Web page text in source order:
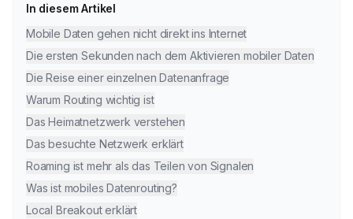
In diesem Artikel
Mobile Daten gehen nicht direkt ins Internet
Die ersten Sekunden nach dem Aktivieren mobiler Daten
Die Reise einer einzelnen Datenanfrage
Warum Routing wichtig ist
Das Heimatnetzwerk verstehen
Das besuchte Netzwerk erklärt
Roaming ist mehr als das Teilen von Signalen
Was ist mobiles Datenrouting?
Local Breakout erklärt